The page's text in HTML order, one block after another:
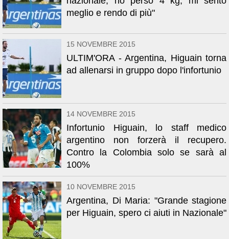
meglio e rendo di più"
15 NOVEMBRE 2015
ULTIM'ORA - Argentina, Higuain torna
ad allenarsi in gruppo dopo l'infortunio
14 NOVEMBRE 2015
Infortunio Higuain, lo staff medico
argentino non forzerà il recupero.
Contro la Colombia solo se sarà al
100%
10 NOVEMBRE 2015
Argentina, Di Maria: "Grande stagione
per Higuain, spero ci aiuti in Nazionale"